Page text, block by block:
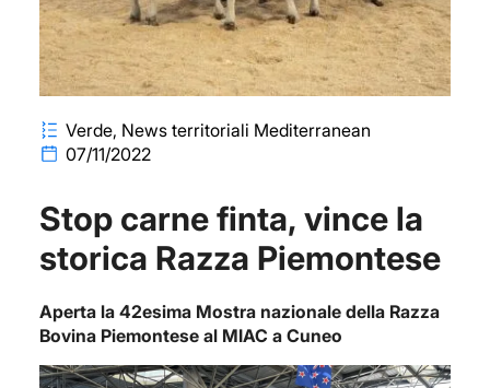
Verde News territoriali Mediterranean
07/11/2022
Stop carne finta, vince la
storica Razza Piemontese
Aperta la 42esima Mostra nazionale della Razza
Bovina Piemontese al MIAC a Cuneo